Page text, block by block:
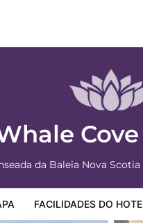
da Baleia Nova Scotia
FACILIDADES DO